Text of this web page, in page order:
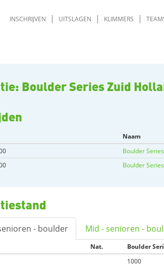
INSCHRIJVEN UITSLAGEN KLIMMERS
Boulder Series Zuid
Naam
Boulder
Boulder
- boulder Mid - senioren -
Nat. Boulder
1000